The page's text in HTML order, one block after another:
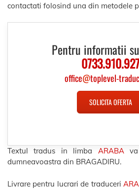
contactati folosind una din metodele
Pentru informatii
0733.910.927
office@toplevel-
SOLICITA OFERTA
Textul tradus in limba ARABAva
dumneavoastra din BRAGADIRU.
Livrare pentru lucrari de traduceri